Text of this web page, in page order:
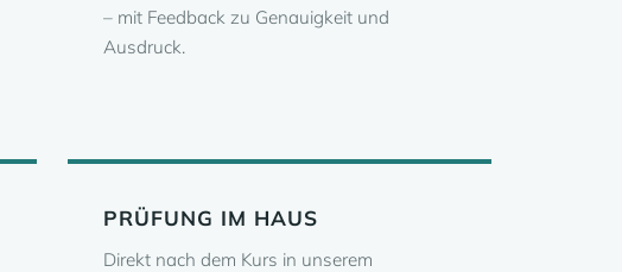
– mit Feedback zu Genauigkeit und
Ausdruck.
PRÜFUNG IM HAUS
Direkt nach dem Kurs in unserem